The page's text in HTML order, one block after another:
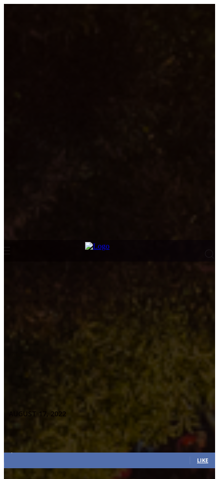
AUGUST 17, 2022
WhatsApp
LIKE